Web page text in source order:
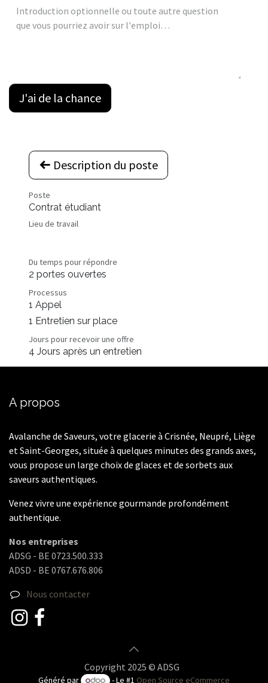
J'ai de la chance
Description du poste
Poste
Contrat étudiant
Lieu de travail
Du temps pour répondre
2 portes ouvertes
Processus
1 Appel
1 Entretien sur place
Jours pour recevoir une offre
4 Jours après un entretien
A propos
Avalanche de Saveurs, votre glacerie à Crisnée, Neupré, Liège
et Saint-Georges, située à quelques minutes des grands axes,
vous propose un large choix de glaces et de sorbets aux
saveurs authentiques.
Venez vivre une expérience gourmande profondément
authentique.
Nos entreprises
ADSG - BE 0723.500.333
ADSD - BE 0767.676.806
Nous contacter
Copyright 2025 © ADSG
Généré par - Le #1 Open Source eCommerce